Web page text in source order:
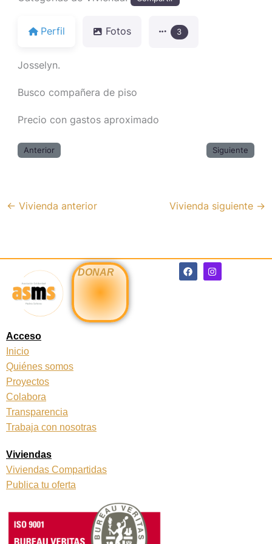
Perfil Fotos 3
Josselyn.
Busco compañera de piso
Precio con gastos aproximado
Anterior Siguiente
← Vivienda anterior Vivienda siguiente →
DONAR
F
a
I
n
Acceso
Inicio
Quiénes somos
Proyectos
Colabora
Transparencia
Trabaja con nosotras
Viviendas
Viviendas Compartidas
Publica tu oferta